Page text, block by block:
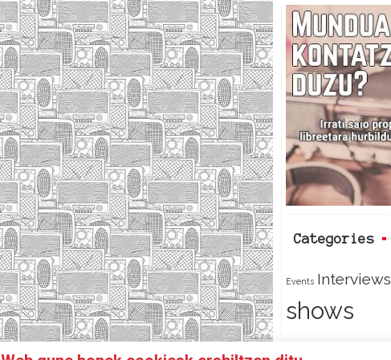
c
e
b
o
o
i
t
t
e
r
Categories
Events Interviews
shows